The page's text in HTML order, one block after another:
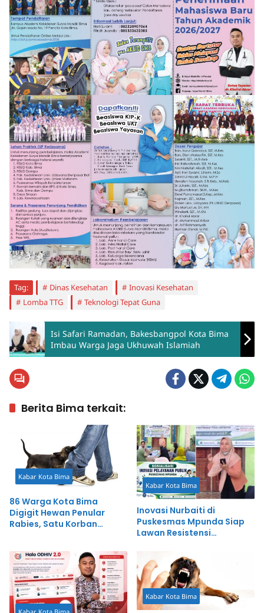
Tag: Dinas Kesehatan
Inovasi Kesehatan
Lomba TTG
Teknologi Tepat Guna
Isi Safari Ramadan, Bakesbangpol Kota Bima
Imbau Warga Jaga Ukhuwah Islamiah
Berita Bima terkait:
Kabar Kota Bima
86 Warga Kota Bima
Digigit Hewan Penular
Rabies, Satu Korban
Kabar Kota Bima
Inovasi Nurbaiti di
Puskesmas Mpunda Siap
Lawan Resistensi
Kabar Kota Bima